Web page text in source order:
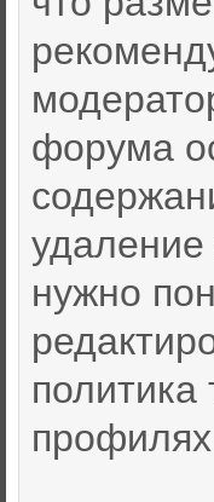
форума
нужно